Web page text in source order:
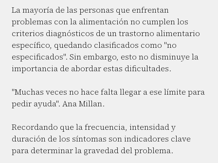
La mayoría de las personas que enfrentan
problemas con la alimentación no cumplen los
criterios diagnósticos de un trastorno alimentario
específico, quedando clasificados como "no
especificados". Sin embargo, esto no disminuye la
importancia de abordar estas dificultades.
"Muchas veces no hace falta llegar a ese límite para
pedir ayuda". Ana Millan.
Recordando que la frecuencia, intensidad y
duración de los síntomas son indicadores clave
para determinar la gravedad del problema.